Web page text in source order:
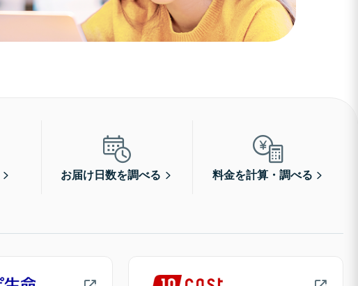
お届け日数を調べる 料金を計算・調べる